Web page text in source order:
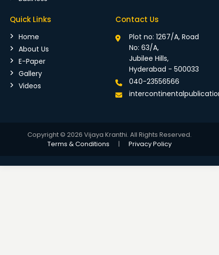
Quick Links
Home
About Us
E-Paper
Gallery
Videos
Contact Us
Plot no: 1267/A, Road
No: 63/A,
Jubilee Hills,
Hyderabad - 500033
040-23556566
Copyright © 2026 Vijaya Kranthi. All Rights Reserved.
Terms & Conditions
| Privacy Policy